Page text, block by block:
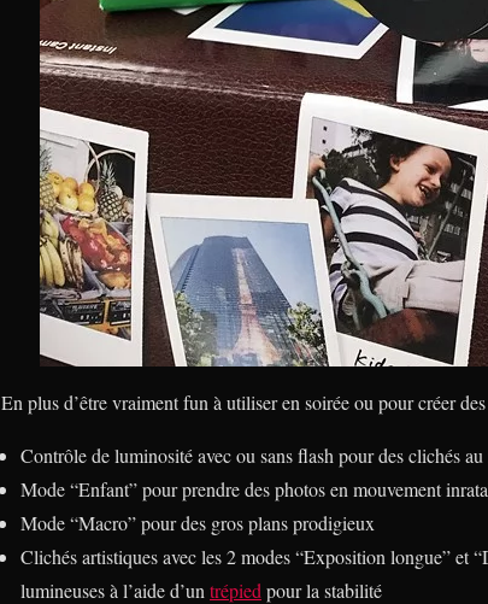
En plus d’être vraiment fun à utiliser en soirée ou pour créer
Contrôle de luminosité avec ou sans flash pour des clichés
Mode “Enfant” pour prendre des photos en mouvement
Mode “Macro” pour des gros plans prodigieux
Clichés artistiques avec les 2 modes “Exposition longue” et
lumineuses à l’aide d’un trépied pour la stabilité